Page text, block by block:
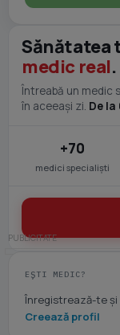
Sănătatea
medic real.
Întreabă un medic
în aceeași zi. De la
+70
medici specialiști
EȘTI MEDIC?
Înregistrează-te și
Creează profil